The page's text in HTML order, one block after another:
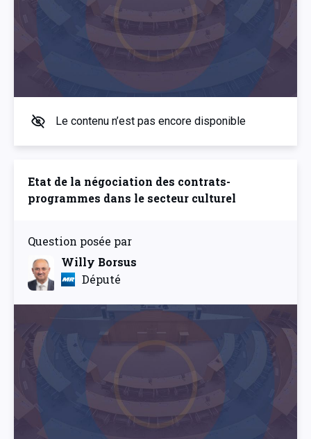
Le contenu n’est pas encore disponible
Etat de la négociation des contrats-
programmes dans le secteur culturel
Question posée par
Willy Borsus
Député